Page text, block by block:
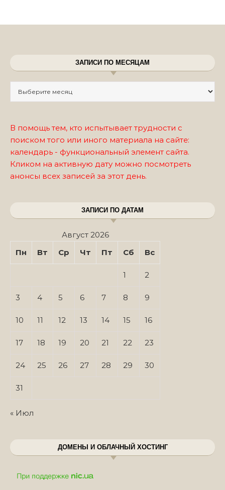
ЗАПИСИ ПО МЕСЯЦАМ
В помощь тем, кто испытывает трудности с
поиском того или иного материала на сайте:
календарь - функциональный элемент сайта.
Кликом на активную дату можно посмотреть
анонсы всех записей за этот день.
ЗАПИСИ ПО ДАТАМ
Август 2026
Пн
Вт Ср Чт Пт Сб Вс
1 2
3 4 5 6 7 8 9
10 11 12 13 14 15 16
17 18 19 20 21 22 23
24 25 26 27 28 29 30
31
« Июл
ДОМЕНЫ И ОБЛАЧНЫЙ ХОСТИНГ